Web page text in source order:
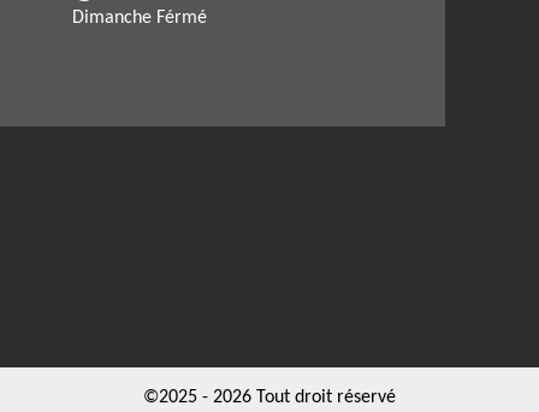
Dimanche Férmé
©2025 - 2026 Tout droit réservé